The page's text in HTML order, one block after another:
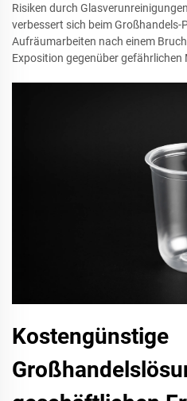
Risiken durch
verbessert sich beim Großhandels-
Aufräumarbeiten nach einem
Exposition gegenüber gefährlichen
Kostengünstige